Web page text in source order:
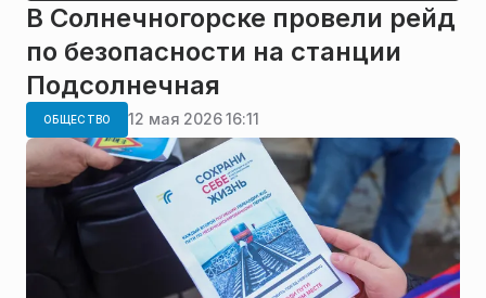
В Солнечногорске провели рейд
по безопасности на станции
Подсолнечная
ОБЩЕСТВО 12 мая 2026 16:11